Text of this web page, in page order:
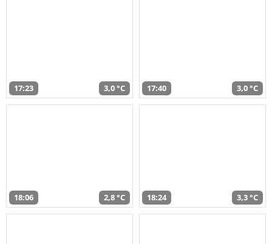
17:23 3,0 °C 17:40 3,0 °C
18:06 2,8 °C 18:24 3,3 °C